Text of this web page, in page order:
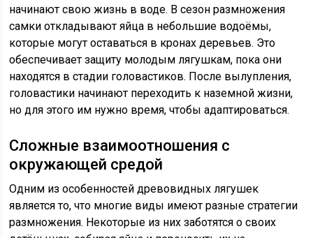
начинают свою жизнь в воде. В сезон размножения
самки откладывают яйца в небольшие водоёмы,
которые могут оставаться в кронах деревьев. Это
обеспечивает защиту молодым лягушкам, пока они
находятся в стадии головастиков. После вылупления,
головастики начинают переходить к наземной жизни,
но для этого им нужно время, чтобы адаптироваться.
Сложные взаимоотношения с
окружающей средой
Одним из особенностей древовидных лягушек
является то, что многие виды имеют разные стратегии
размножения. Некоторые из них заботятся о своих